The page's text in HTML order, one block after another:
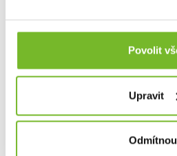
Povolit
Upravit
93,56
109,00 €
Kód: 60003-